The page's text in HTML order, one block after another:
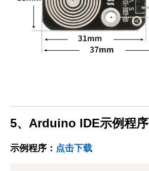
5、Arduino IDE示例程序
示例程序： 点击下载